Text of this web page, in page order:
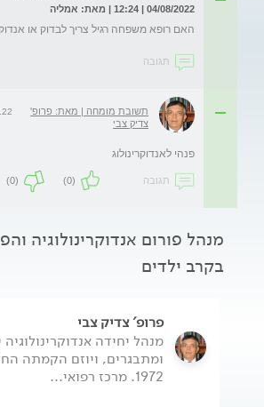
04/08/2022 | 12:24 | מאת: אמליה
האם רופא משפחה רגיל צריך לבדוק או
תגובה
תשובת מומחה | מאת: פרופ'
צדיק צבי
פנהי לאנדוקרינולוג
תגובה (0)
(0)
מנהל פורום אנדוקרינולוגיה
בקרב ילדים
פרופ' צדיק צבי
מנהל יחידה אנדוקרינולוגיה
ומתבגרים, ויוזם הקמתה
1972. מרכז רפואי...